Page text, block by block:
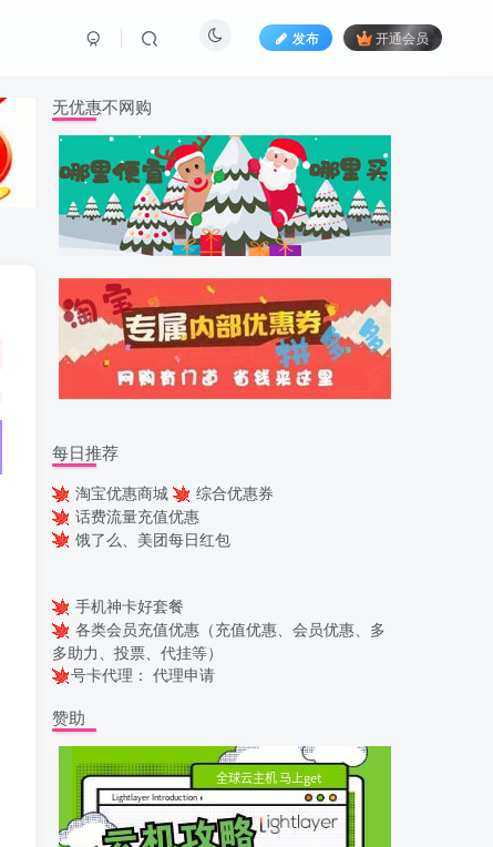
发布 开通会员
无优惠不网购
每日推荐
淘宝优惠商城
综合优惠券
话费流量充值优惠
饿了么、美团每日红包
手机神卡好套餐
各类会员充值优惠（充值优惠、会员优惠、多
多助力、投票、代挂等）
号卡代理： 代理申请
赞助